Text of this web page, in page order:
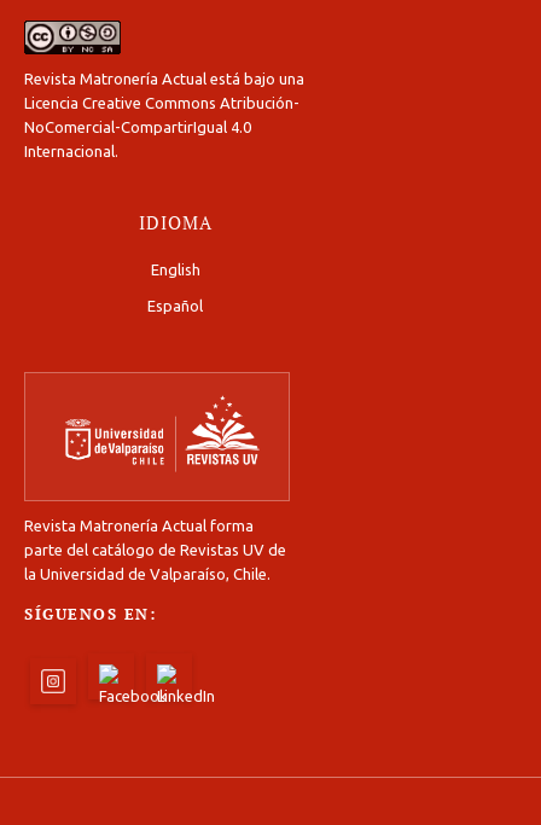
Revista Matronería Actual está bajo una
Licencia Creative Commons Atribución-
NoComercial-CompartirIgual 4.0
Internacional.
IDIOMA
English
Español
Revista Matronería Actual forma
parte del catálogo de Revistas UV de
la Universidad de Valparaíso, Chile.
SÍGUENOS EN: